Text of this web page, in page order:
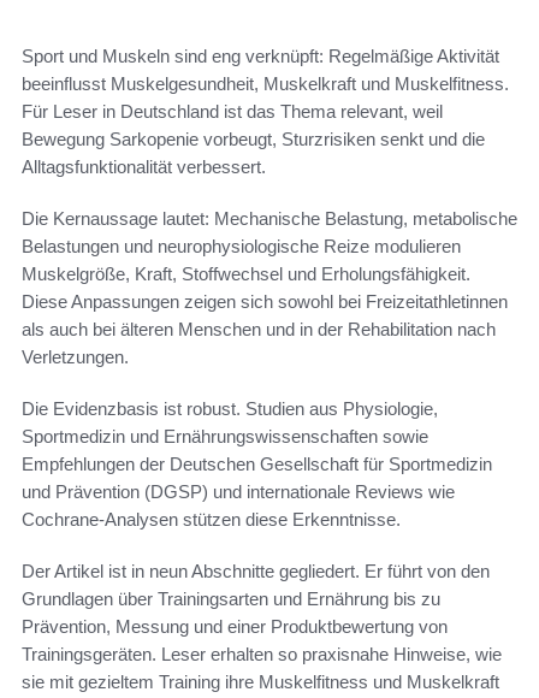
Sport und Muskeln sind eng verknüpft: Regelmäßige Aktivität
beeinflusst Muskelgesundheit, Muskelkraft und Muskelfitness.
Für Leser in Deutschland ist das Thema relevant, weil
Bewegung Sarkopenie vorbeugt, Sturzrisiken senkt und die
Alltagsfunktionalität verbessert.
Die Kernaussage lautet: Mechanische Belastung, metabolische
Belastungen und neurophysiologische Reize modulieren
Muskelgröße, Kraft, Stoffwechsel und Erholungsfähigkeit.
Diese Anpassungen zeigen sich sowohl bei Freizeitathletinnen
als auch bei älteren Menschen und in der Rehabilitation nach
Verletzungen.
Die Evidenzbasis ist robust. Studien aus Physiologie,
Sportmedizin und Ernährungswissenschaften sowie
Empfehlungen der Deutschen Gesellschaft für Sportmedizin
und Prävention (DGSP) und internationale Reviews wie
Cochrane-Analysen stützen diese Erkenntnisse.
Der Artikel ist in neun Abschnitte gegliedert. Er führt von den
Grundlagen über Trainingsarten und Ernährung bis zu
Prävention, Messung und einer Produktbewertung von
Trainingsgeräten. Leser erhalten so praxisnahe Hinweise, wie
sie mit gezieltem Training ihre Muskelfitness und Muskelkraft